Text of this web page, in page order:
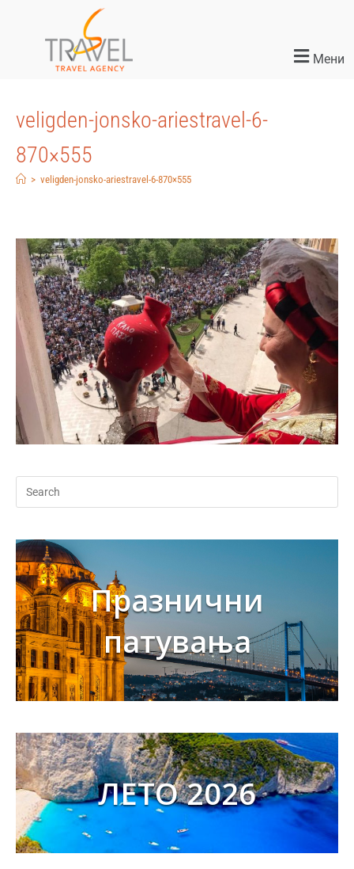
Мени
veligden-jonsko-ariestravel-6-
870×555
> veligden-jonsko-ariestravel-6-870×555
Празнични
патувања
ЛЕТО 2026